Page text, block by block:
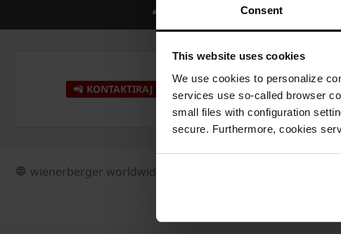
Consent
This website uses cookies
We use cookies to personalize
services use so-called browser
small files with configuration
secure. Furthermore, cookies
Međunarodno znanje i iskustvo
📲 KONTAKTIRAJ NAŠE PREDSTAVNIKE
wienerberger worldwide